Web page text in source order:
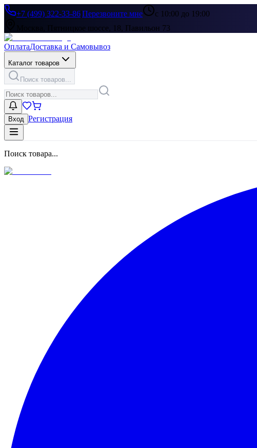
+7 (499) 322-33-86|Перезвоните мне
с 10:00 до 19:00
Москва, Пятницкое шоссе, 18, Павильон 73
ОплатаДоставка и Самовывоз
Каталог товаров
Поиск товаров...
Вход Регистрация
Поиск товара...